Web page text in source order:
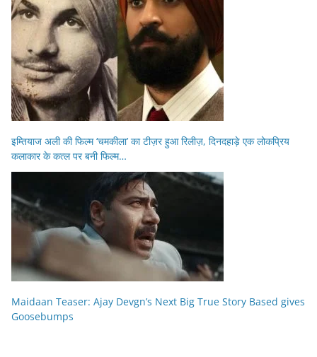
इम्तियाज अली की फिल्म ‘चमकीला’ का टीज़र हुआ रिलीज़, दिनदहाड़े एक लोकप्रिय
कलाकार के कत्ल पर बनी फिल्म…
Maidaan Teaser: Ajay Devgn’s Next Big True Story Based gives
Goosebumps